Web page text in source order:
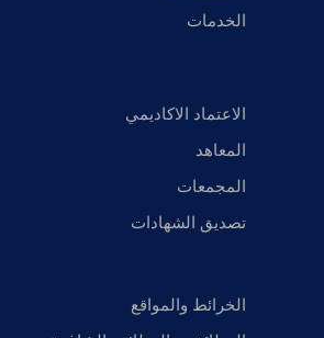
الخدمات
الاعتماد الاكاديمي
المعاهد
المجمعات
تصديق الشهادات
الخرائط والمواقع